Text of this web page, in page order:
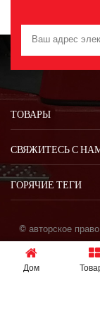
ТОВАРЫ
СВЯЖИТЕСЬ С
ГОРЯЧИЕ ТЕГИ
© авторское
Дом